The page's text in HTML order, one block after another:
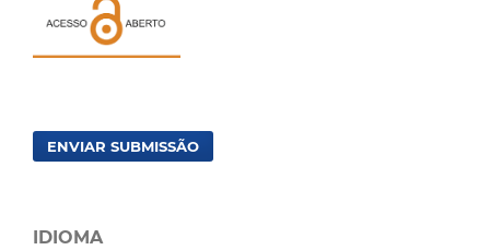
ENVIAR SUBMISSÃO
IDIOMA